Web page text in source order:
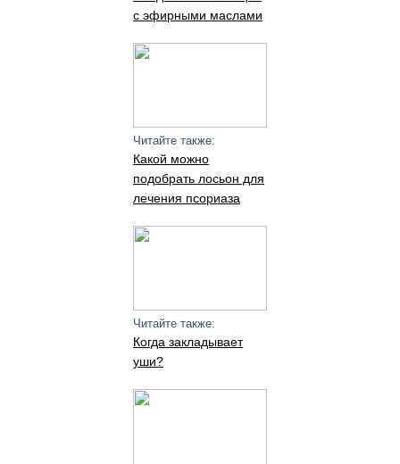
с эфирными маслами
Читайте также:
Какой можно
подобрать лосьон для
лечения псориаза
Читайте также:
Когда закладывает
уши?